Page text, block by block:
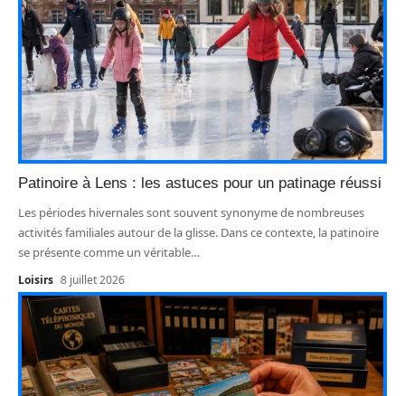
Patinoire à Lens : les astuces pour un patinage réussi
Les périodes hivernales sont souvent synonyme de nombreuses
activités familiales autour de la glisse. Dans ce contexte, la patinoire
se présente comme un véritable…
Loisirs 8 juillet 2026